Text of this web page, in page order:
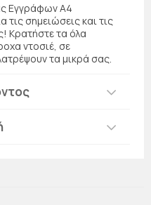
Εγγράφων Α4
τις σημειώσεις και τις
Κρατήστε τα όλα
ντοσιέ, σε
τα μικρά σας.